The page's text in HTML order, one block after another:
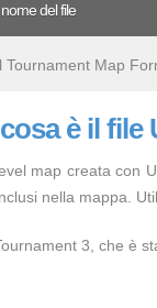
nome del file
Tournament Map
è il file
map creata con
nella mappa.
3, che è